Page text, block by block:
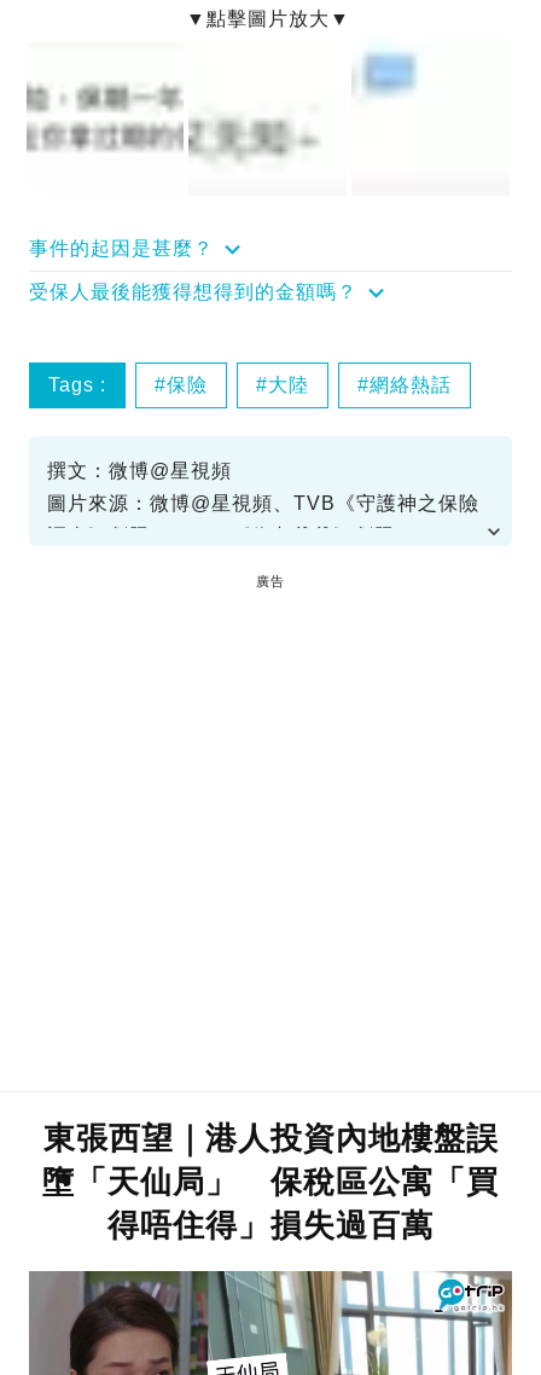
事件的起因是甚麼？
受保人最後能獲得想得到的金額嗎？
Tags : 保險 大陸 網絡熱話
撰文：微博@星視頻
圖片來源：微博@星視頻、TVB《守護神之保險
廣告
東張西望｜港人投資內地樓盤誤
墮「天仙局」 保稅區公寓「買
得唔住得」損失過百萬